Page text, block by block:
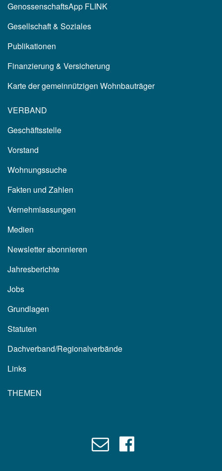
GenossenschaftsApp FLINK
Gesellschaft & Soziales
Publikationen
Finanzierung & Versicherung
Karte der gemeinnützigen Wohnbauträger
VERBAND
Geschäftsstelle
Vorstand
Wohnungssuche
Fakten und Zahlen
Vernehmlassungen
Medien
Newsletter abonnieren
Jahresberichte
Jobs
Grundlagen
Statuten
Dachverband/Regionalverbände
Links
THEMEN